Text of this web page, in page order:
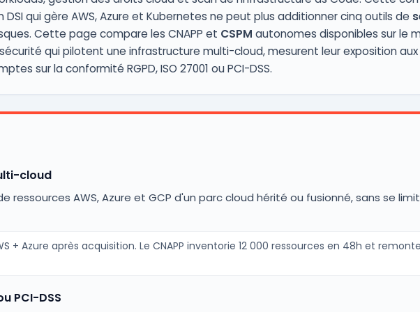
qui gère AWS, Azure et Kubernetes ne peut plus additionner cinq outils de
Cette page compare les CNAPP et CSPM autonomes disponibles sur le
qui pilotent une infrastructure multi-cloud, mesurent leur exposition aux
sur la conformité RGPD, ISO 27001 ou PCI-DSS.
cloud
ressources AWS, Azure et GCP d'un parc cloud hérité ou fusionné, sans se
+ Azure après acquisition. Le CNAPP inventorie 12 000 ressources en 48h et
PCI-DSS